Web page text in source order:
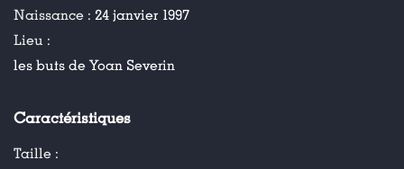
Naissance : 24 janvier 1997
Lieu :
les buts de Yoan Severin
Caractéristiques
Taille :